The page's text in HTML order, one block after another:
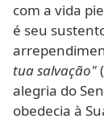
com a vida
é seu
tua salvação"
alegria do
obedecia à